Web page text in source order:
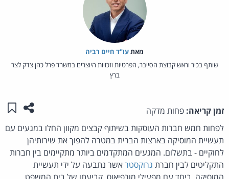
מאת‏עו"ד חיים רביה
שותף בכיר וראש קבוצת הסייבר, הפרטיות וזכויות היוצרים במשרד פרל כהן צדק לצר
ברץ
זמן קריאה: פחות מדקה שתפו
לפחות חמש חברות העוסקות בשיתוף קבצים מקוון החלו במגעים עם
תעשיית המוסיקה בארצות הברית במטרה להפוך את שירותיהן
לחוקיים - בתשלום. המגעים המתקדמים ביותר מתקיימים בין חברות
התקליטים לבין חברת גרוקסטראשר נתבעה על ידי תעשיית